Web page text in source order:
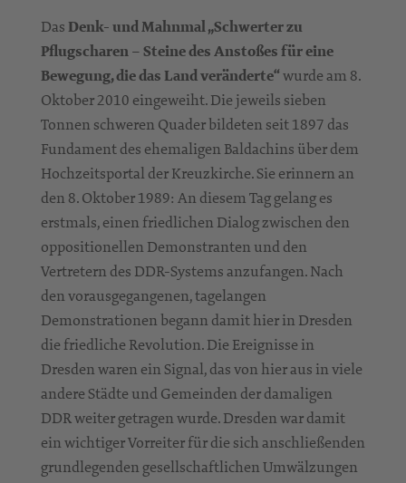
Das Denk- und Mahnmal „Schwerter zu
Pflugscharen – Steine des Anstoßes für eine
Bewegung, die das Land veränderte“wurde am 8.
Oktober 2010 eingeweiht. Die jeweils sieben
Tonnen schweren Quader bildeten seit 1897 das
Fundament des ehemaligen Baldachins über dem
Hochzeitsportal der Kreuzkirche. Sie erinnern an
den 8. Oktober 1989: An diesem Tag gelang es
erstmals, einen friedlichen Dialog zwischen den
oppositionellen Demonstranten und den
Vertretern des DDR-Systems anzufangen. Nach
den vorausgegangenen, tagelangen
Demonstrationen begann damit hier in Dresden
die friedliche Revolution. Die Ereignisse in
Dresden waren ein Signal, das von hier aus in viele
andere Städte und Gemeinden der damaligen
DDR weiter getragen wurde. Dresden war damit
ein wichtiger Vorreiter für die sich anschließenden
grundlegenden gesellschaftlichen Umwälzungen